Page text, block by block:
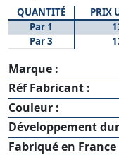
QUANTITÉ PRIX
Par 1
Par 3
Marque :
Réf Fabricant :
Couleur :
Développement
Fabriqué en France